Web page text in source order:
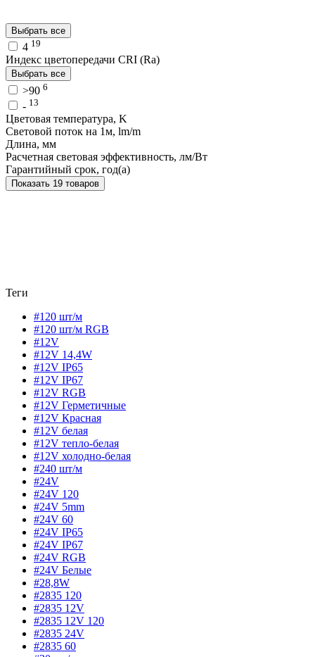
Выбрать все
4 19
Индекс цветопередачи CRI (Ra)
Выбрать все
>90 6
- 13
Цветовая температура, K
Световой поток на 1м, lm/m
Длина, мм
Расчетная световая эффективность, лм/Вт
Гарантийный срок, год(а)
Показать 19 товаров
Теги
#120 шт/м
#120 шт/м RGB
#12V
#12V 14,4W
#12V IP65
#12V IP67
#12V RGB
#12V Герметичные
#12V Красная
#12V белая
#12V тепло-белая
#12V холодно-белая
#240 шт/м
#24V
#24V 120
#24V 5mm
#24V 60
#24V IP65
#24V IP67
#24V RGB
#24V Белые
#28,8W
#2835 120
#2835 12V
#2835 12V 120
#2835 24V
#2835 60